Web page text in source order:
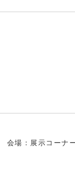
会場：展示コーナ